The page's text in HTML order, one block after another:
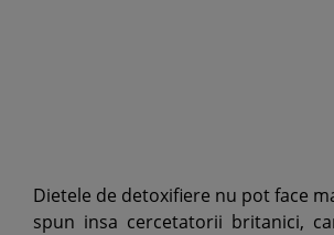
Dietele de detoxifiere nu pot face
spun insa cercetatorii britanici,